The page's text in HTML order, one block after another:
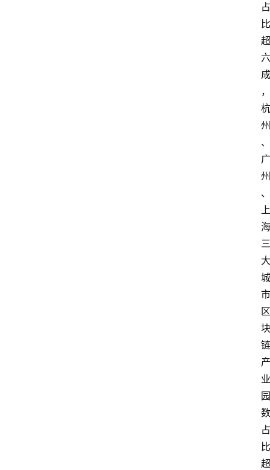
占
比
超
六
成
，
杭
州
、
广
州
、
上
海
三
大
城
市
区
块
链
产
业
园
数
占
比
超